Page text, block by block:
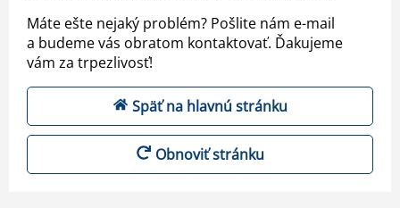
Máte ešte nejaký problém? Pošlite nám e-mail
a budeme vás obratom kontaktovať. Ďakujeme
vám za trpezlivosť!
Späť na hlavnú stránku
Obnoviť stránku